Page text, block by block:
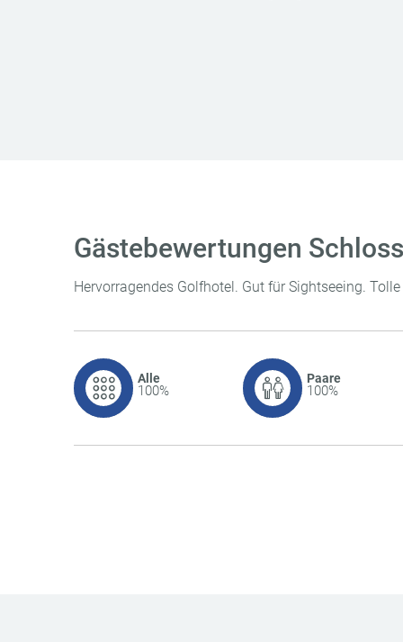
Gästebewertungen
Hervorragendes Golfhotel. Gut für Sightseeing.
Alle
100%
Paare
100%